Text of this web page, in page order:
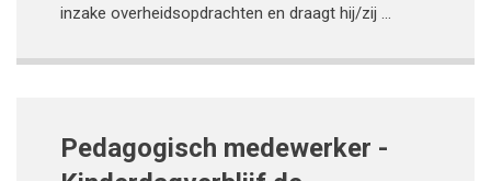
inzake overheidsopdrachten en draagt hij/zij ...
Pedagogisch medewerker -